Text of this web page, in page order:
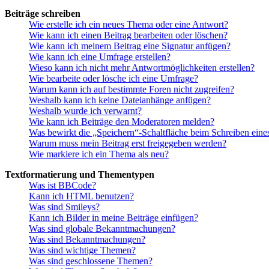
Beiträge schreiben
Wie erstelle ich ein neues Thema oder eine Antwort?
Wie kann ich einen Beitrag bearbeiten oder löschen?
Wie kann ich meinem Beitrag eine Signatur anfügen?
Wie kann ich eine Umfrage erstellen?
Wieso kann ich nicht mehr Antwortmöglichkeiten erstellen?
Wie bearbeite oder lösche ich eine Umfrage?
Warum kann ich auf bestimmte Foren nicht zugreifen?
Weshalb kann ich keine Dateianhänge anfügen?
Weshalb wurde ich verwarnt?
Wie kann ich Beiträge den Moderatoren melden?
Was bewirkt die „Speichern“-Schaltfläche beim Schreiben
Warum muss mein Beitrag erst freigegeben werden?
Wie markiere ich ein Thema als neu?
Textformatierung und Thementypen
Was ist BBCode?
Kann ich HTML benutzen?
Was sind Smileys?
Kann ich Bilder in meine Beiträge einfügen?
Was sind globale Bekanntmachungen?
Was sind Bekanntmachungen?
Was sind wichtige Themen?
Was sind geschlossene Themen?